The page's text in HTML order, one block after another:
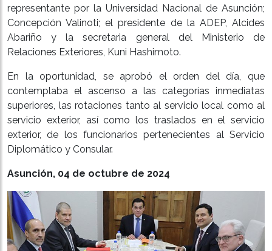
representante por la Universidad Nacional de Asunción;
Concepción Valinoti; el presidente de la ADEP, Alcides
Abariño y la secretaria general del Ministerio de
Relaciones Exteriores, Kuni Hashimoto.
En la oportunidad, se aprobó el orden del día, que
contemplaba el ascenso a las categorías inmediatas
superiores, las rotaciones tanto al servicio local como al
servicio exterior, así como los traslados en el servicio
exterior, de los funcionarios pertenecientes al Servicio
Diplomático y Consular.
Asunción, 04 de octubre de 2024